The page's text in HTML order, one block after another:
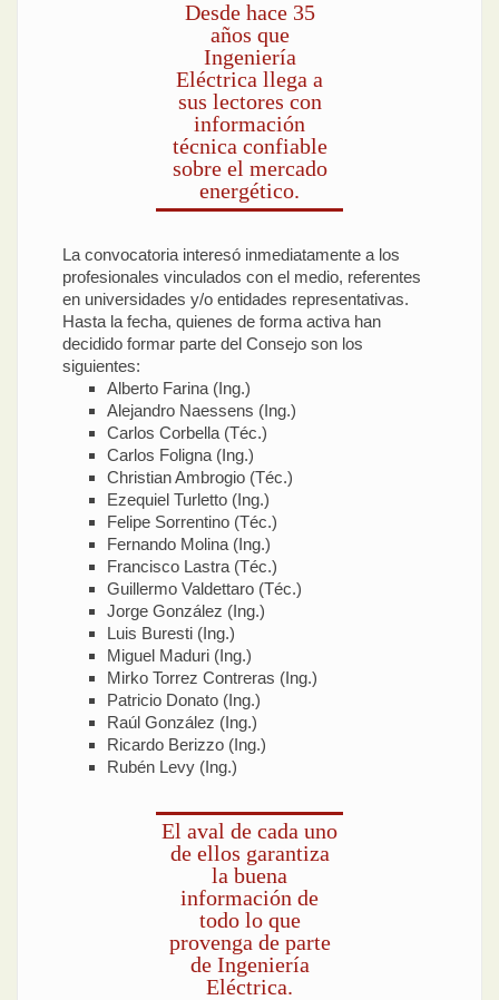
Desde hace 35
años que
Ingeniería
Eléctrica llega a
sus lectores con
información
técnica confiable
sobre el mercado
energético.
La convocatoria interesó inmediatamente a los
profesionales vinculados con el medio, referentes
en universidades y/o entidades representativas.
Hasta la fecha, quienes de forma activa han
decidido formar parte del Consejo son los
siguientes:
Alberto Farina (Ing.)
Alejandro Naessens (Ing.)
Carlos Corbella (Téc.)
Carlos Foligna (Ing.)
Christian Ambrogio (Téc.)
Ezequiel Turletto (Ing.)
Felipe Sorrentino (Téc.)
Fernando Molina (Ing.)
Francisco Lastra (Téc.)
Guillermo Valdettaro (Téc.)
Jorge González (Ing.)
Luis Buresti (Ing.)
Miguel Maduri (Ing.)
Mirko Torrez Contreras (Ing.)
Patricio Donato (Ing.)
Raúl González (Ing.)
Ricardo Berizzo (Ing.)
Rubén Levy (Ing.)
El aval de cada uno
de ellos garantiza
la buena
información de
todo lo que
provenga de parte
de Ingeniería
Eléctrica.